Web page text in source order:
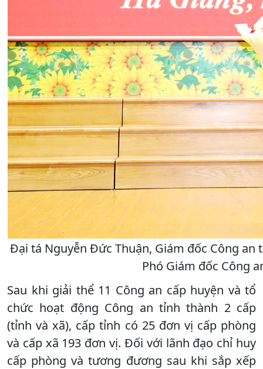
Đại tá Nguyễn Đức Thuận, Giám đốc Công
Phó Giám đốc Công
Sau khi giải thể 11 Công an cấp huyện và tổ
chức hoạt động Công an tỉnh thành 2 cấp
(tỉnh và xã), cấp tỉnh có 25 đơn vị cấp phòng
và cấp xã 193 đơn vị. Đối với lãnh đạo chỉ huy
cấp phòng và tương đương sau khi sắp xếp